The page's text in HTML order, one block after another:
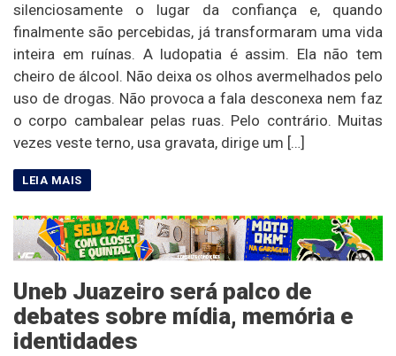
silenciosamente o lugar da confiança e, quando
finalmente são percebidas, já transformaram uma vida
inteira em ruínas. A ludopatia é assim. Ela não tem
cheiro de álcool. Não deixa os olhos avermelhados pelo
uso de drogas. Não provoca a fala desconexa nem faz
o corpo cambalear pelas ruas. Pelo contrário. Muitas
vezes veste terno, usa gravata, dirige um […]
Uneb Juazeiro será palco de
debates sobre mídia, memória e
identidades